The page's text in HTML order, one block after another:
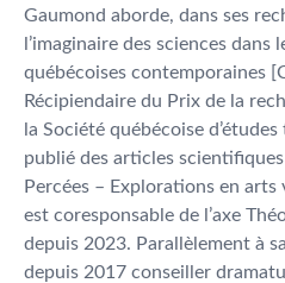
Gaumond aborde, dans ses
l’imaginaire des sciences dans
québécoises contemporaines
Récipiendaire du Prix de la
la Société québécoise
publié des articles
Percées – Explorations en
est coresponsable de l’axe
depuis 2023. Parallèlement à
depuis 2017 conseiller